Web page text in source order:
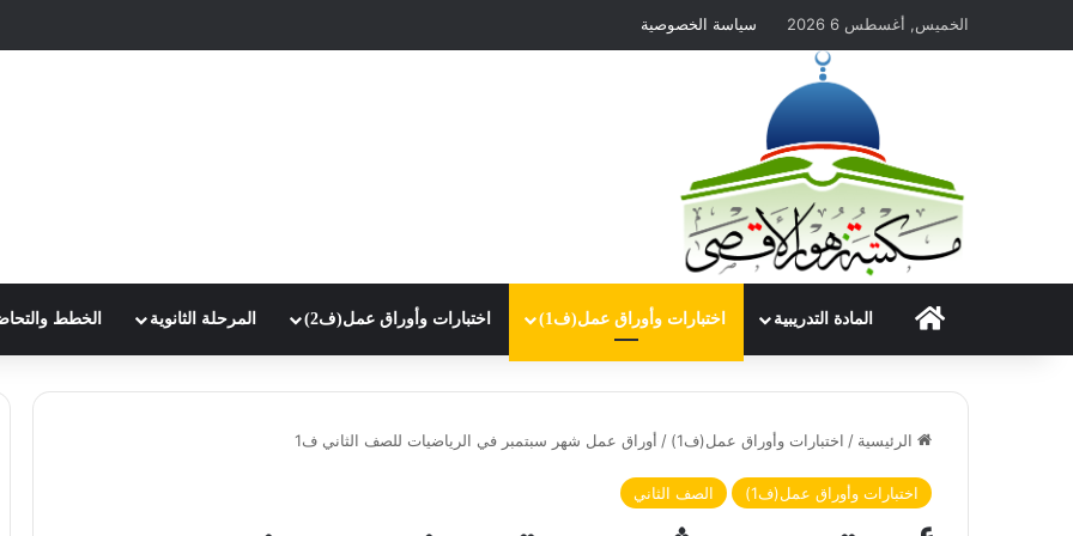
الخميس, أغسطس 6 2026 سياسة الخصوصية
الرئيسيةالمادة التدريبية اختبارات وأوراق عمل(ف1) اختبارات وأوراق عمل(ف2) المرحلة الثانوية الخطط
الرئيسية / اختبارات وأوراق عمل(ف1) / أوراق عمل شهر سبتمبر في الرياضيات للصف الثاني ف1
اختبارات وأوراق عمل(ف1) الصف الثاني